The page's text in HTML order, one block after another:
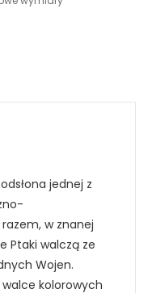
jednej z
w znanej
Ptaki walczą ze
Wojen.
kolorowych